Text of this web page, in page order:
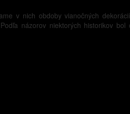
v nich obdoby vianočných
názorov niektorých historikov bol